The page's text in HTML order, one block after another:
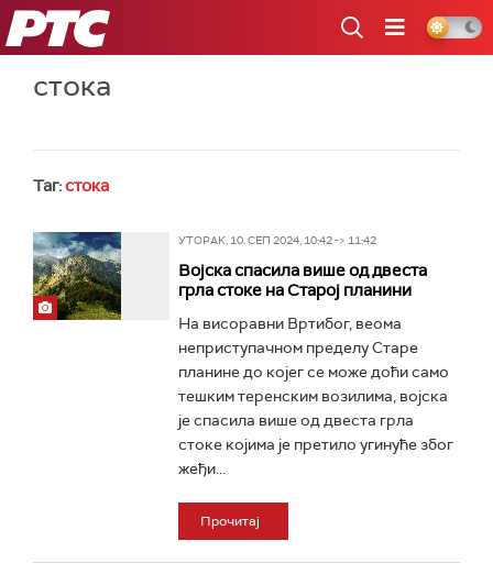
РТС
стока
Таг:стока
УТОРАК, 10. СЕП 2024, 10:42 -> 11:42
Војска спасила више од двеста
грла стоке на Старој планини
На висоравни Вртибог, веома
неприступачном пределу Старе
планине до којег се може доћи само
тешким теренским возилима, војска
је спасила више од двеста грла
стоке којима је претило угинуће због
жеђи...
Прочитај